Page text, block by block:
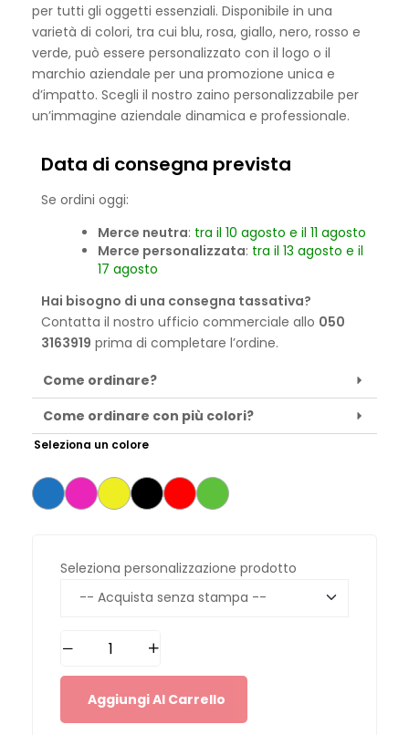
per tutti gli oggetti essenziali. Disponibile in una
varietà di colori, tra cui blu, rosa, giallo, nero, rosso e
verde, può essere personalizzato con il logo o il
marchio aziendale per una promozione unica e
d’impatto. Scegli il nostro zaino personalizzabile per
un’immagine aziendale dinamica e professionale.
Data di consegna prevista
Se ordini oggi:
Merce neutra: tra il 10 agosto e il 11 agosto
Merce personalizzata: tra il 13 agosto e il
17 agosto
Hai bisogno di una consegna tassativa?
Contatta il nostro ufficio commerciale allo 050
3163919 prima di completare l’ordine.
Come ordinare?
Come ordinare con più colori?
Seleziona un colore
Seleziona personalizzazione prodotto
Aggiungi Al Carrello